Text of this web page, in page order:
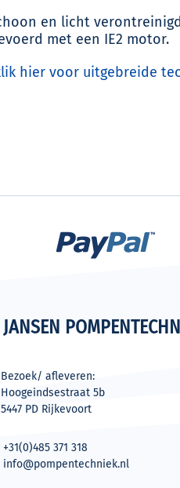
en licht
met een IE2 motor.
hier voor uitgebreide
JANSEN
Bezoek/ afleveren:
Hoogeindsestraat 5b
5447 PD Rijkevoort
+31(0)485 371 318
info@pompentechniek.nl